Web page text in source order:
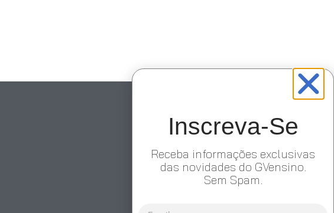
Inscreva-Se
Receba informações exclusivas
das novidades do GVensino.
Sem Spam.